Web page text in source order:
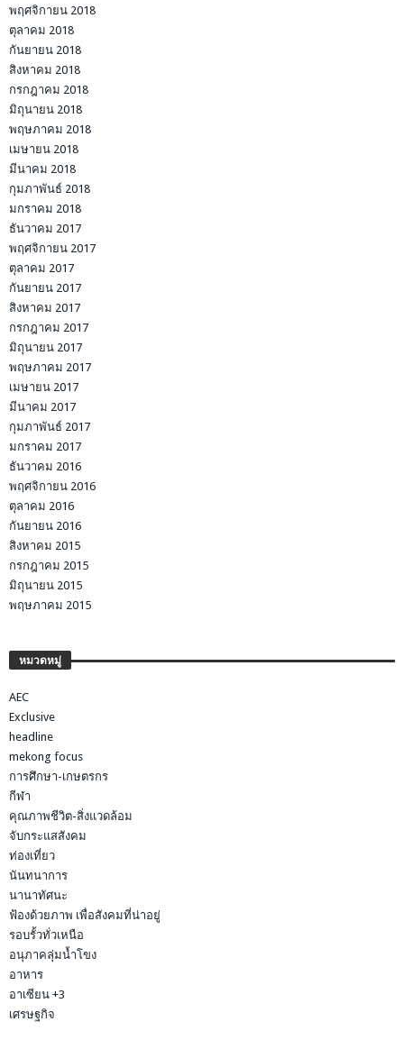
พฤศจิกายน 2018
ตุลาคม 2018
กันยายน 2018
สิงหาคม 2018
กรกฎาคม 2018
มิถุนายน 2018
พฤษภาคม 2018
เมษายน 2018
มีนาคม 2018
กุมภาพันธ์ 2018
มกราคม 2018
ธันวาคม 2017
พฤศจิกายน 2017
ตุลาคม 2017
กันยายน 2017
สิงหาคม 2017
กรกฎาคม 2017
มิถุนายน 2017
พฤษภาคม 2017
เมษายน 2017
มีนาคม 2017
กุมภาพันธ์ 2017
มกราคม 2017
ธันวาคม 2016
พฤศจิกายน 2016
ตุลาคม 2016
กันยายน 2016
สิงหาคม 2015
กรกฎาคม 2015
มิถุนายน 2015
พฤษภาคม 2015
หมวดหมู่
AEC
Exclusive
headline
mekong focus
การศึกษา-เกษตรกร
กีฬา
คุณภาพชีวิต-สิ่งแวดล้อม
จับกระแสสังคม
ท่องเที่ยว
นันทนาการ
นานาทัศนะ
ฟ้องด้วยภาพ เพื่อสังคมที่น่าอยู่
รอบรั้วทั่วเหนือ
อนุภาคลุ่มน้ำโขง
อาหาร
อาเซียน +3
เศรษฐกิจ